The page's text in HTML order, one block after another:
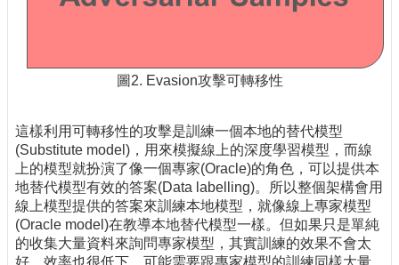
圖2. Evasion攻擊可轉移性
這樣利用可轉移性的攻擊是訓練一個本地的替代模型
(Substitute model)，用來模擬線上的深度學習模型，而線
上的模型就扮演了像一個專家(Oracle)的角色，可以提供本
地替代模型有效的答案(Data labelling)。所以整個架構會用
線上模型提供的答案來訓練本地模型，就像線上專家模型
(Oracle model)在教導本地替代模型一樣。但如果只是單純
的收集大量資料來詢問專家模型，其實訓練的效果不會太